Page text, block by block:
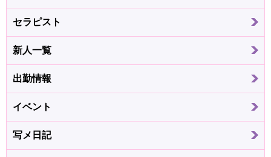
セラピスト
新人一覧
出勤情報
イベント
写メ日記